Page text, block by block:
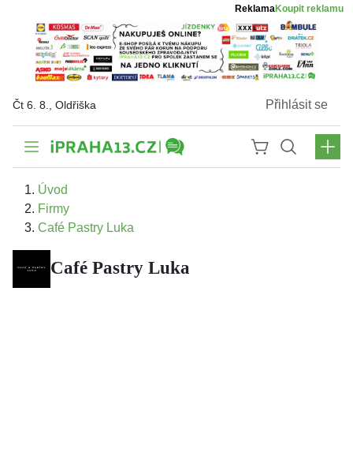
ReklamaKoupit reklamu
Čt 6. 8., Oldřiška Přihlásit se
Úvod
Firmy
Café Pastry Luka
Café Pastry Luka